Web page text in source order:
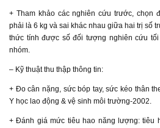
+ Tham khảo các nghiên cứu trước, chọn
phải là 6 kg và sai khác nhau giữa hai trị số
thức tính được số đối tượng nghiên cứu
nhóm.
– Kỹ thuật thu thập thông tin:
+ Đo cân nặng, sức bóp tay, sức kéo thân
Y học lao động & vệ sinh môi trường-2002.
+ Đánh giá mức tiêu hao năng lượng: tiêu